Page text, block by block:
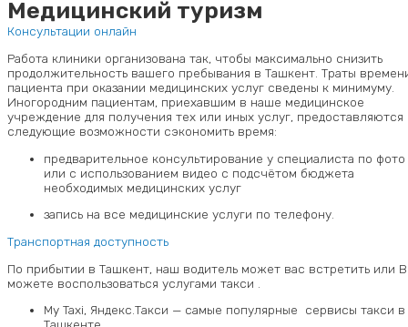
Медицинский туризм
Консультации онлайн
Работа клиники организована так, чтобы максимально снизить
продолжительность вашего пребывания в Ташкент. Траты
пациента при оказании медицинских услуг сведены к минимуму.
Иногородним пациентам, приехавшим в наше медицинское
учреждение для получения тех или иных услуг, предоставляются
следующие возможности сэкономить время:
предварительное консультирование у специалиста по фото
или с использованием видео с подсчётом бюджета
необходимых медицинских услуг
запись на все медицинские услуги по телефону.
Транспортная доступность
По прибытии в Ташкент, наш водитель может вас встретить или
можете воспользоваться услугами такси .
My Taxi, Яндекс.Такси — самые популярные сервисы такси в